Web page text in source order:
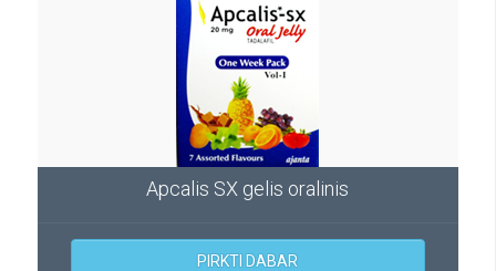
Apcalis SX gelis oralinis
PIRKTI DABAR